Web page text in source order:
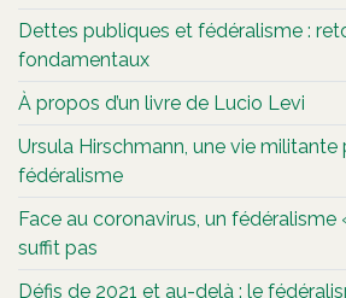
Dettes publiques et fédéralisme :
fondamentaux
À propos d’un livre de Lucio Levi
Ursula Hirschmann, une vie militante
fédéralisme
Face au coronavirus, un fédéralisme
suffit pas
Défis de 2021 et au-delà : le